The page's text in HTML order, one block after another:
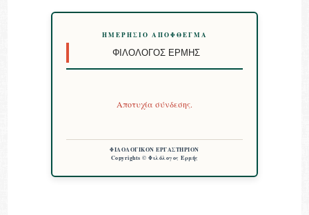
ΗΜΕΡΉΣΙΟ ΑΠΌΦΘΕΓΜΑ
ΦΙΛΌΛΟΓΟΣ ΕΡΜΉΣ
Αποτυχία σύνδεσης.
ΦΙΛΟΛΟΓΙΚΟΝ ΕΡΓΑΣΤΗΡΙΟΝ
Copyrights © Φιλόλογος Ερμής